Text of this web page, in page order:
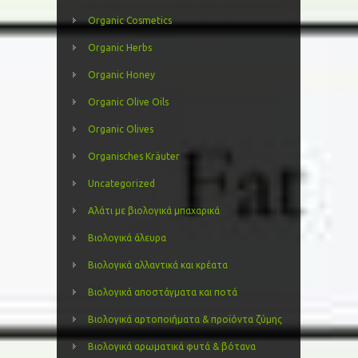
Organic Cosmetics
Organic Herbs
Organic Honey
Organic Olive Oils
Organic Olives
Organisches Kräuter
Uncategorized
Αλάτι με βιολογικά μπαχαρικά
Βιολογικά άλευρα
Βιολογικά αλλαντικά και κρέατα
Βιολογικά αποστάγματα και ποτά
Βιολογικά αρτοποιήματα & προϊόντα ζύμης
Βιολογικά αρωματικά φυτά & βότανα